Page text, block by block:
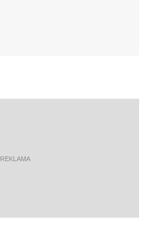
reklama